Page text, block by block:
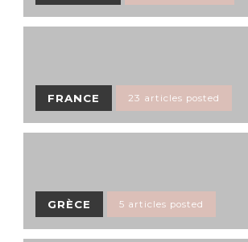
FRANCE 23 articles posted
GRÈCE 5 articles posted